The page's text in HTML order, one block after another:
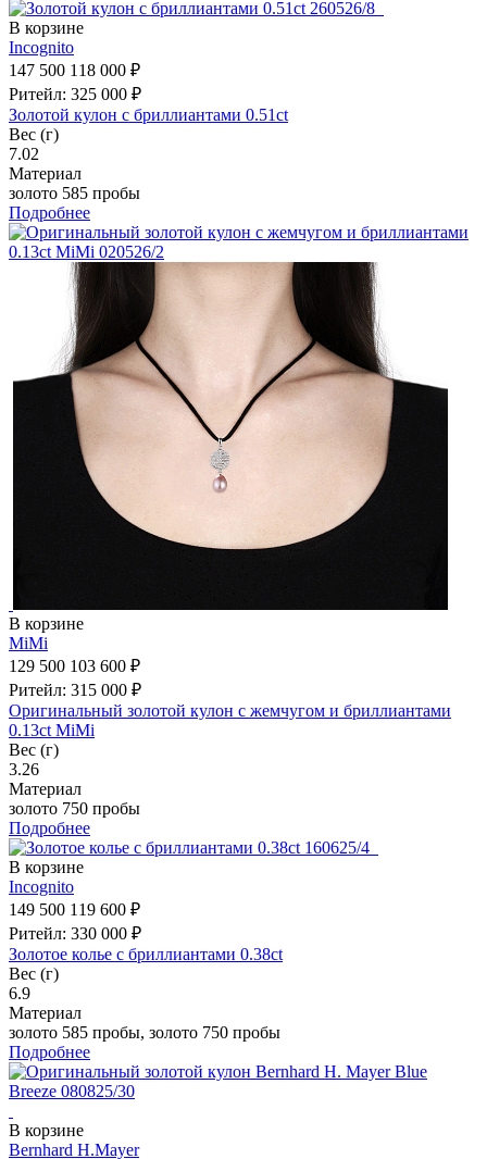
В корзине
Incognito
147 500 118 000 ₽
Ритейл: 325 000 ₽
Золотой кулон с бриллиантами 0.51ct
Вес (г)
7.02
Материал
золото 585 пробы
Подробнее
В корзине
MiMi
129 500 103 600 ₽
Ритейл: 315 000 ₽
Оригинальный золотой кулон с жемчугом и бриллиантами
0.13ct MiMi
Вес (г)
3.26
Материал
золото 750 пробы
Подробнее
В корзине
Incognito
149 500 119 600 ₽
Ритейл: 330 000 ₽
Золотое колье с бриллиантами 0.38ct
Вес (г)
6.9
Материал
золото 585 пробы, золото 750 пробы
Подробнее
В корзине
Bernhard H.Mayer